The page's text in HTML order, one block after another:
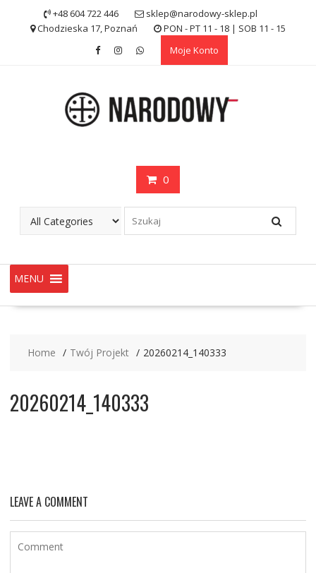
+48 604 722 446
sklep@narodowy-sklep.pl
Chodzieska 17, Poznań
PON - PT 11 - 18 | SOB 11 - 15
Moje Konto
0
MENU
Home Twój Projekt 20260214_140333
20260214_140333
LEAVE A COMMENT